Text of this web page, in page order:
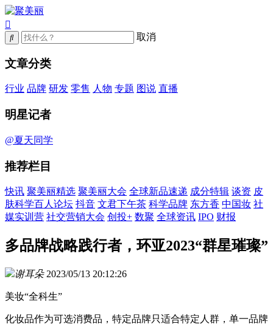
取消
文章分类
行业 品牌 研发 零售 人物 专题 图说 直播
明星记者
@夏天同学
推荐栏目
快讯 聚美丽精选 聚美丽大会 全球新品速递 成分特辑 谈资 皮
肤科学百人论坛 抖音 文君下午茶 科学品牌 东方香 中国妆 社
媒实训营 社交营销大会 创投+ 数聚 全球资讯 IPO 财报
多品牌战略践行者，环亚2023“群星璀璨”
谢耳朵 2023/05/13 20:12:26
美妆“全科生”
化妆品作为可选消费品，特定品牌只适合特定人群，单一品牌